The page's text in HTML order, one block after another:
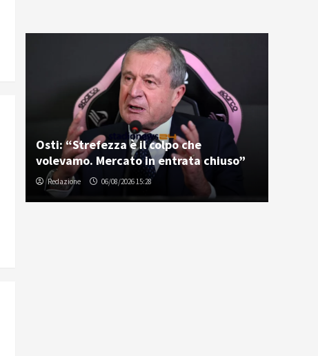
Osti: “Strefezza è il colpo che
volevamo. Mercato in entrata chiuso”
Redazione 06/08/2026 15:28